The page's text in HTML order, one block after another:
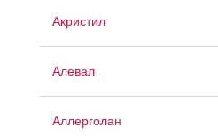
Акристил
Алевал
Аллерголан